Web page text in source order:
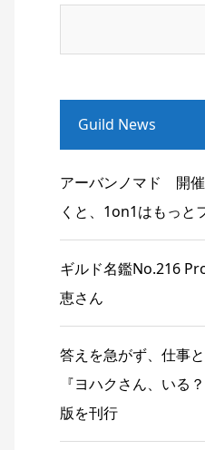
Guild News
アーバンノマド 開
くと、1on1はもっと
ギルド名鑑No.216
恵さん
答えを急がず、仕事と
『ヨハクさん、いる
版を刊行